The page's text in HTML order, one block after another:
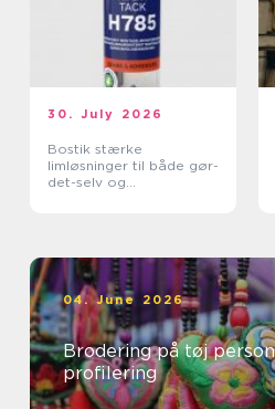
30. July 2026
Bostik stærke
limløsninger til både gør-
det-selv og
04. June 2026
Brodering på tøj personlig stil og stærk
profilering